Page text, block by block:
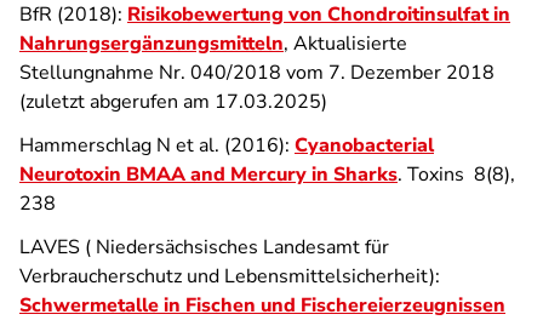
BfR (2018): Risikobewertung von Chondroitinsulfat in
Nahrungsergänzungsmitteln, Aktualisierte
Stellungnahme Nr. 040/2018 vom 7. Dezember 2018
(zuletzt abgerufen am 17.03.2025)
Hammerschlag N et al. (2016): Cyanobacterial
Neurotoxin BMAA and Mercury in Sharks. Toxins 8(8),
238
LAVES ( Niedersächsisches Landesamt für
Verbraucherschutz und Lebensmittelsicherheit):
Schwermetalle in Fischen und Fischereierzeugnissen